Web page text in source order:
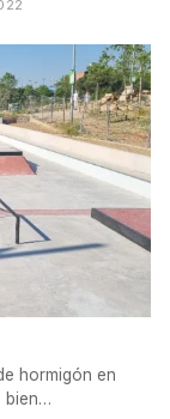
hormigón en
bien